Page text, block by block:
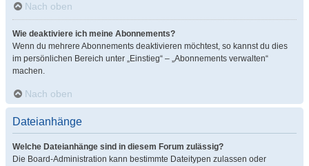
Nach oben
Wie deaktiviere ich meine Abonnements?
Wenn du mehrere Abonnements deaktivieren möchtest, so kannst du dies
im persönlichen Bereich unter „Einstieg“ – „Abonnements verwalten“
machen.
Nach oben
Dateianhänge
Welche Dateianhänge sind in diesem Forum zulässig?
Die Board-Administration kann bestimmte Dateitypen zulassen oder